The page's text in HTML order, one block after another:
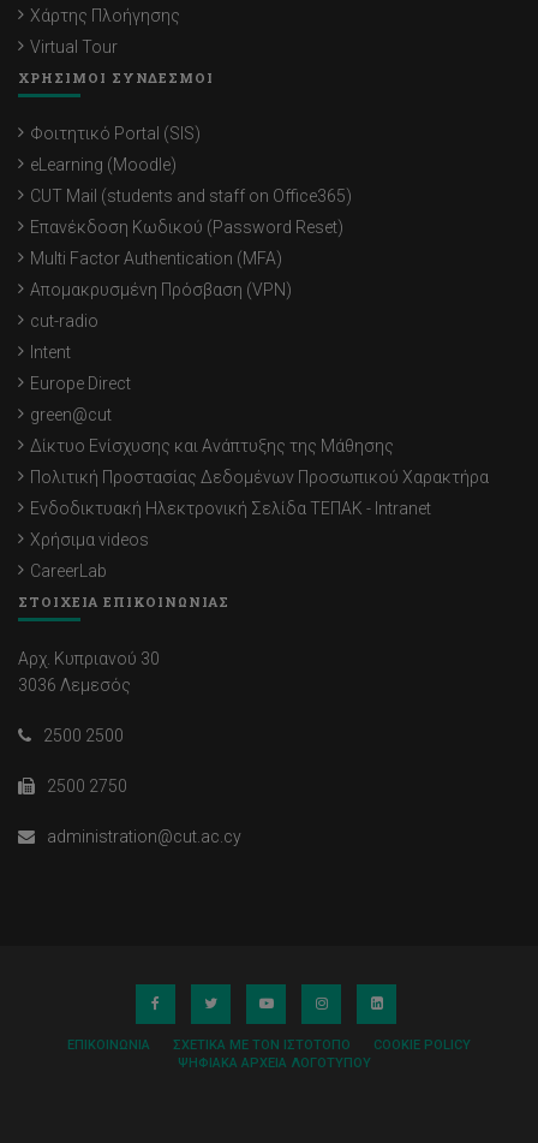
Χάρτης Πλοήγησης
Virtual Tour
ΧΡΗΣΙΜΟΙ ΣΥΝΔΕΣΜΟΙ
Φοιτητικό Portal (SIS)
eLearning (Moodle)
CUT Mail (students and staff on Office365)
Επανέκδοση Κωδικού (Password Reset)
Multi Factor Authentication (MFA)
Απομακρυσμένη Πρόσβαση (VPN)
cut-radio
Intent
Europe Direct
green@cut
Δίκτυο Ενίσχυσης και Ανάπτυξης της Μάθησης
Πολιτική Προστασίας Δεδομένων Προσωπικού Χαρακτήρα
Ενδοδικτυακή Ηλεκτρονική Σελίδα ΤΕΠΑΚ - Intranet
Χρήσιμα videos
CareerLab
ΣΤΟΙΧΕΙΑ ΕΠΙΚΟΙΝΩΝΙΑΣ
Αρχ. Κυπριανού 30
3036 Λεμεσός
2500 2500
2500 2750
administration@cut.ac.cy
ΕΠΙΚΟΙΝΩΝΊΑ ΣΧΕΤΙΚΆ ΜΕ ΤΟΝ ΙΣΤΌΤΟΠΟ
COOKIE POLICY
ΨΗΦΙΑΚΆ ΑΡΧΕΊΑ ΛΟΓΌΤΥΠΟΥ